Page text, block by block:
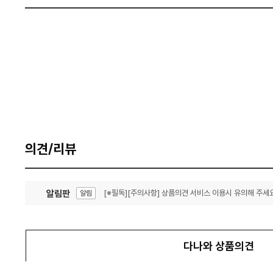
의견/리뷰
알림판 알림 [※필독][주의사항] 상품의견 서비스 이용시 유의해 주세
다나와 상품의견